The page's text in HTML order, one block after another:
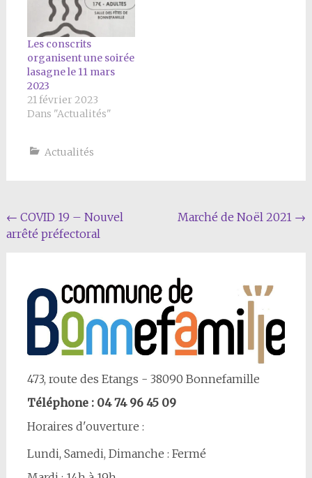
Les conscrits
organisent une soirée
lasagne le 11 mars
2023
21 février 2023
Dans "Actualités"
Actualités
Navigation
Article
← COVID 19 – Nouvel
arrêté préfectoral
Marché de Noël 2021 →
473, route des Etangs - 38090 Bonnefamille
Téléphone : 04 74 96 45 09
Horaires d'ouverture :
Lundi, Samedi, Dimanche : Fermé